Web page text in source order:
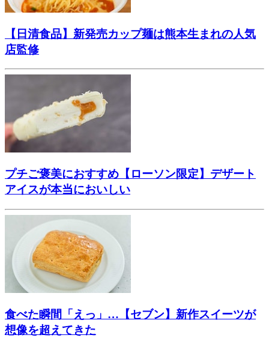
【日清食品】新発売カップ麺は熊本生まれの人気
店監修
プチご褒美におすすめ【ローソン限定】デザート
アイスが本当においしい
食べた瞬間「えっ」…【セブン】新作スイーツが
想像を超えてきた